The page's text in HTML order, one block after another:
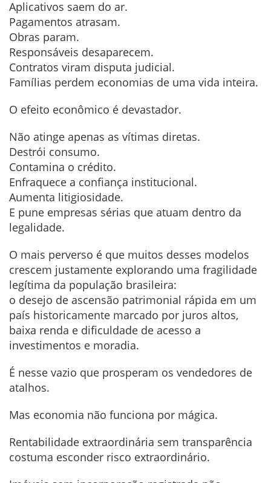
Aplicativos saem do ar.
Pagamentos atrasam.
Obras param.
Responsáveis desaparecem.
Contratos viram disputa judicial.
Famílias perdem economias de uma vida inteira.
O efeito econômico é devastador.
Não atinge apenas as vítimas diretas.
Destrói consumo.
Contamina o crédito.
Enfraquece a confiança institucional.
Aumenta litigiosidade.
E pune empresas sérias que atuam dentro da
legalidade.
O mais perverso é que muitos desses modelos
crescem justamente explorando uma fragilidade
legítima da população brasileira:
o desejo de ascensão patrimonial rápida em um
país historicamente marcado por juros altos,
baixa renda e dificuldade de acesso a
investimentos e moradia.
É nesse vazio que prosperam os vendedores de
atalhos.
Mas economia não funciona por mágica.
Rentabilidade extraordinária sem transparência
costuma esconder risco extraordinário.